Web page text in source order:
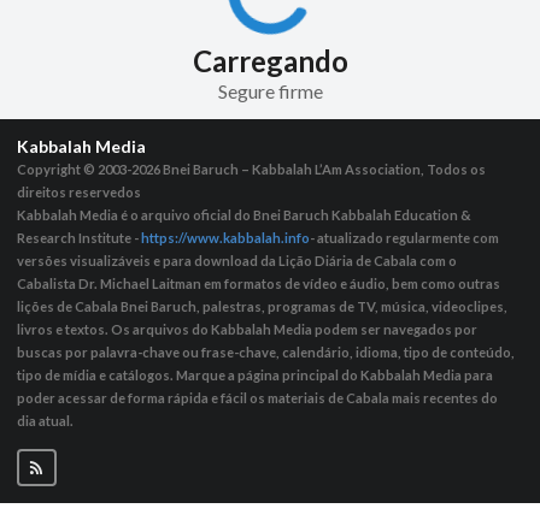
Carregando
Segure firme
Kabbalah Media
Copyright © 2003-2026Bnei Baruch – Kabbalah L’Am Association, Todos os
direitos reservedos
Kabbalah Media é o arquivo oficial do Bnei Baruch Kabbalah Education &
Research Institute - https://www.kabbalah.info- atualizado regularmente com
versões visualizáveis ​​e para download da Lição Diária de Cabala com o
Cabalista Dr. Michael Laitman em formatos de vídeo e áudio, bem como outras
lições de Cabala Bnei Baruch, palestras, programas de TV, música, videoclipes,
livros e textos. Os arquivos do Kabbalah Media podem ser navegados por
buscas por palavra-chave ou frase-chave, calendário, idioma, tipo de conteúdo,
tipo de mídia e catálogos. Marque a página principal do Kabbalah Media para
poder acessar de forma rápida e fácil os materiais de Cabala mais recentes do
dia atual.